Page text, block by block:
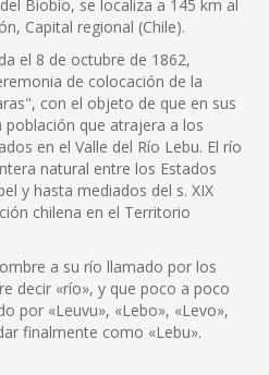
Biobío, se localiza a 145 km al
Capital regional (Chile).
el 8 de octubre de 1862,
de colocación de la
con el objeto de que en sus
población que atrajera a los
en el Valle del Río Lebu. El río
natural entre los Estados
y hasta mediados del s. XIX
chilena en el Territorio
a su río llamado por los
decir «río», y que poco a poco
por «Leuvu», «Lebo», «Levo»,
finalmente como «Lebu».